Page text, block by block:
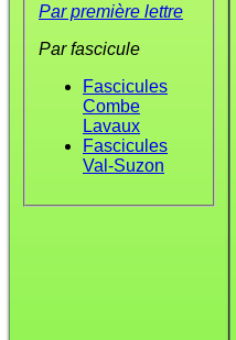
Par première lettre
Par fascicule
Fascicules
Combe
Lavaux
Fascicules
Val-Suzon